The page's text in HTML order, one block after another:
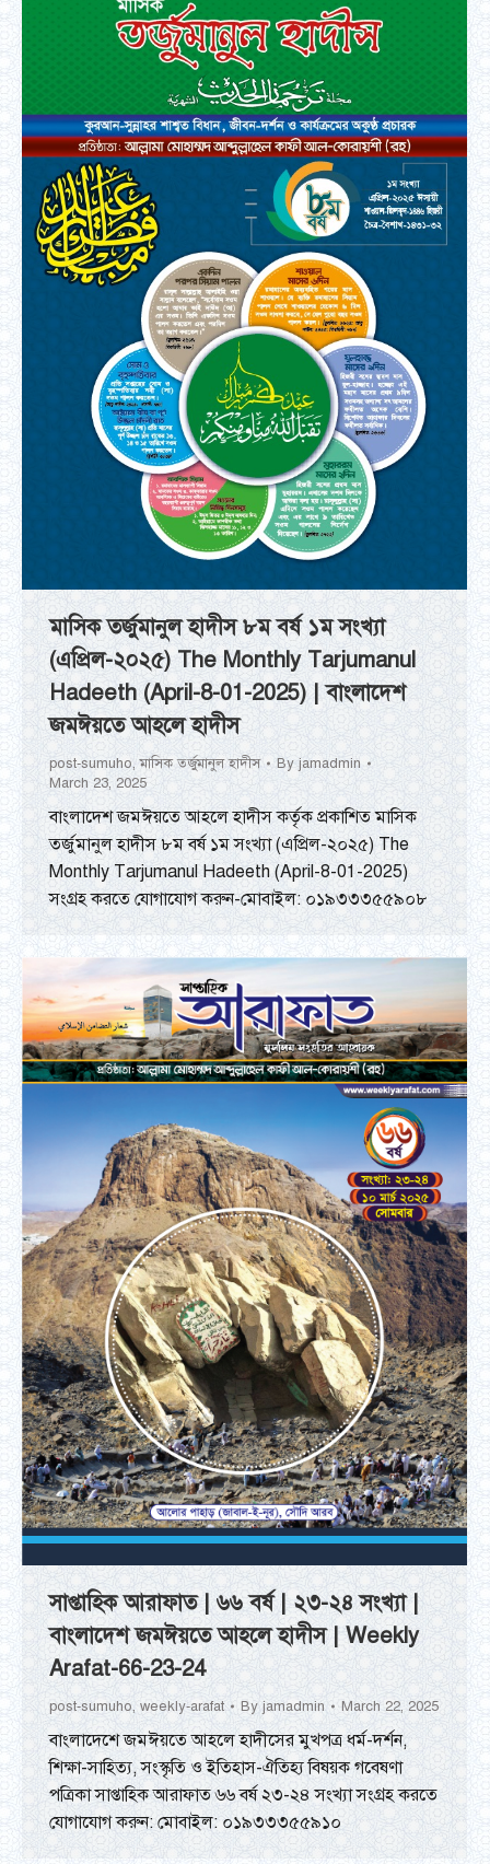
মাসিক তর্জুমানুল হাদীস ৮ম বর্ষ ১ম সংখ্যা
(এপ্রিল-২০২৫) The Monthly Tarjumanul
Hadeeth (April-8-01-2025) | বাংলাদেশ
জমঈয়তে আহলে হাদীস
post-sumuho,মাসিক তর্জুমানুল হাদীস By jamadmin
March 23, 2025
বাংলাদেশ জমঈয়তে আহলে হাদীস কর্তৃক প্রকাশিত মাসিক
তর্জুমানুল হাদীস ৮ম বর্ষ ১ম সংখ্যা (এপ্রিল-২০২৫) The
Monthly Tarjumanul Hadeeth (April-8-01-2025)
সংগ্রহ করতে যোগাযোগ করুন-মোবাইল: ০১৯৩৩৩৫৫৯০৮
সাপ্তাহিক আরাফাত | ৬৬ বর্ষ | ২৩-২৪ সংখ্যা |
বাংলাদেশ জমঈয়তে আহলে হাদীস | Weekly
Arafat-66-23-24
post-sumuho, weekly-arafat By jamadmin March 22, 2025
বাংলাদেশে জমঈয়তে আহলে হাদীসের মুখপত্র ধর্ম-দর্শন,
শিক্ষা-সাহিত্য, সংস্কৃতি ও ইতিহাস-ঐতিহ্য বিষয়ক গবেষণা
পত্রিকা সাপ্তাহিক আরাফাত ৬৬ বর্ষ ২৩-২৪ সংখ্যা সংগ্রহ করতে
যোগাযোগ করুন: মোবাইল: ০১৯৩৩৩৫৫৯১০